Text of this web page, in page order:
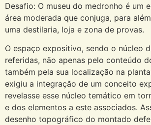
Desafio: O museu do medronho é um
área moderada que conjuga, para
uma destilaria, loja e zona de provas.
​O espaço expositivo, sendo o núcleo
referidas, não apenas pelo conteúdo
também pela sua localização na
exigiu a integração de um conceito
revelasse esse núcleo temático em
e dos elementos a este associados.
desenho topográfico do montado